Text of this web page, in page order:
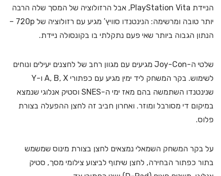
הניידת PlayStation Vita, אבל הרזולוציה של המסך שלה הרבה
יותר טובה ומרשימה: הנינטנדו סוויץ’ מגיע עם רזולוציה של 720p –
הנתון הגבוה ביותר שאי פעם נתקלתי בו בקונסולה ניידת.
שלטי ה-Joy-Con מגיעים עם מגוון רחב של לחצנים יעילים ונוחים
לשימוש. בקר המשחק ליד ימין מגיע עם כפתורי A, B, X ו-Y
שנינטנדו השתמשה בהם מאז ימי ה-SNES וסטיק אנלוגי שנמצא
במיקום די מסורבל ומוזר. ואחרון חביב זה לחצן ההפעלה בצורת
פלוס.
על בקר המשחק השמאלי נמצאים לחצן בצורת מינוס שמשמש
בתור כפתור הבחירה, לחצן שיתוף לביצוע צילומי מסך, סטיק